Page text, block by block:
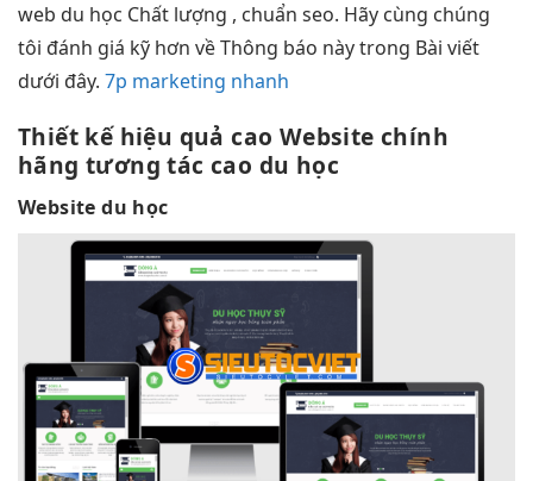
web du học Chất lượng , chuẩn seo. Hãy cùng chúng
tôi đánh giá kỹ hơn về Thông báo này trong Bài viết
dưới đây. 7p marketing nhanh
Thiết kế hiệu quả cao Website chính
hãng tương tác cao du học
Website du học